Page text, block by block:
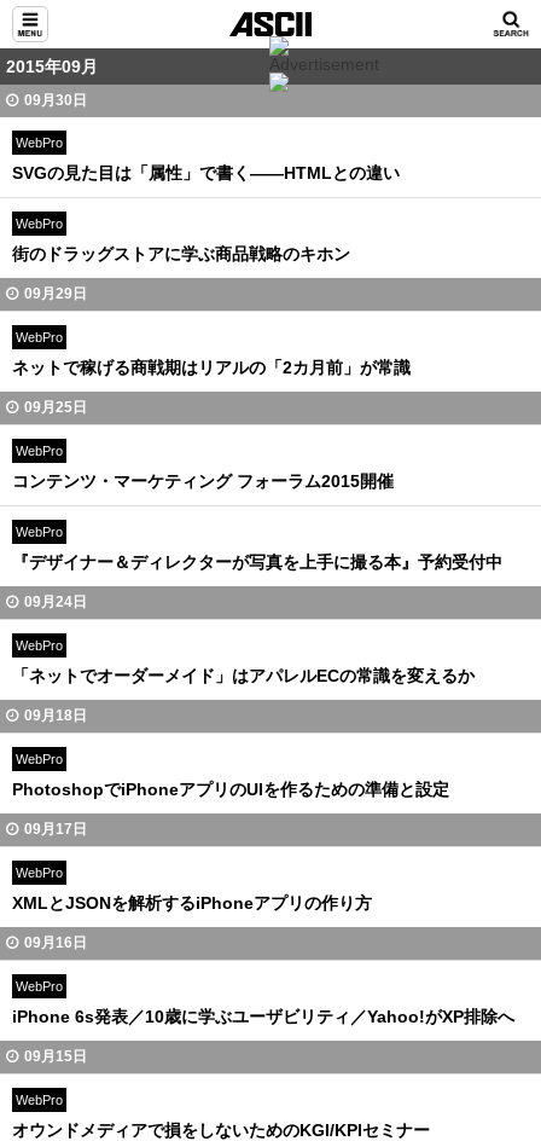
2015年09月
09月30日
WebPro
SVGの見た目は「属性」で書く――HTMLとの違い
WebPro
街のドラッグストアに学ぶ商品戦略のキホン
09月29日
WebPro
ネットで稼げる商戦期はリアルの「2カ月前」が常識
09月25日
WebPro
コンテンツ・マーケティング フォーラム2015開催
WebPro
『デザイナー＆ディレクターが写真を上手に撮る本』予約受付中
09月24日
WebPro
「ネットでオーダーメイド」はアパレルECの常識を変えるか
09月18日
WebPro
PhotoshopでiPhoneアプリのUIを作るための準備と設定
09月17日
WebPro
XMLとJSONを解析するiPhoneアプリの作り方
09月16日
WebPro
iPhone 6s発表／10歳に学ぶユーザビリティ／Yahoo!がXP排除へ
09月15日
WebPro
オウンドメディアで損をしないためのKGI/KPIセミナー